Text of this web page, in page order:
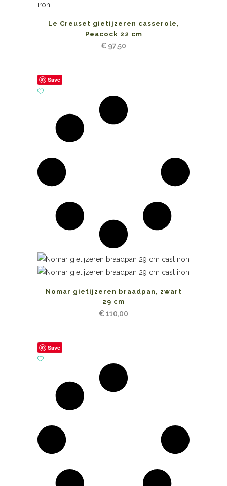
Le Creuset gietijzeren casserole,
Peacock 22 cm
€ 97,50
Save
Nomar gietijzeren braadpan, zwart
29 cm
€110,00
Save